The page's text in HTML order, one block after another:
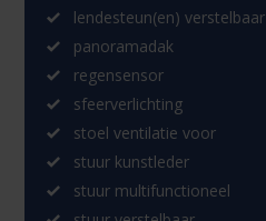
lendesteun(en) verstelbaar
panoramadak
regensensor
sfeerverlichting
stoel ventilatie voor
stuur kunstleder
stuur multifunctioneel